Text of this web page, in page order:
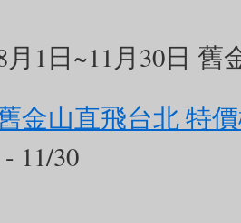
標 #跟團首選 #夏
1日~11月30日
金山直飛台北 特
11/30